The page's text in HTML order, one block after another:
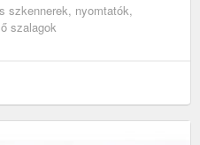
szkennerek, nyomtatók,
szalagok